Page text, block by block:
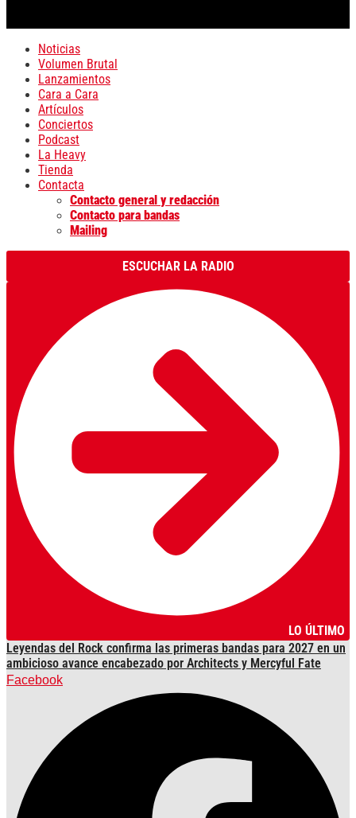
Noticias
Volumen Brutal
Lanzamientos
Cara a Cara
Artículos
Conciertos
Podcast
La Heavy
Tienda
Contacta
Contacto general y redacción
Contacto para bandas
Mailing
ESCUCHAR LA RADIO
LO ÚLTIMO
Leyendas del Rock confirma las primeras bandas para 2027 en un
ambicioso avance encabezado por Architects y Mercyful Fate
Facebook